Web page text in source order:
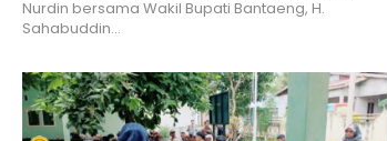
Nurdin bersama Wakil Bupati Bantaeng, H.
Sahabuddin…